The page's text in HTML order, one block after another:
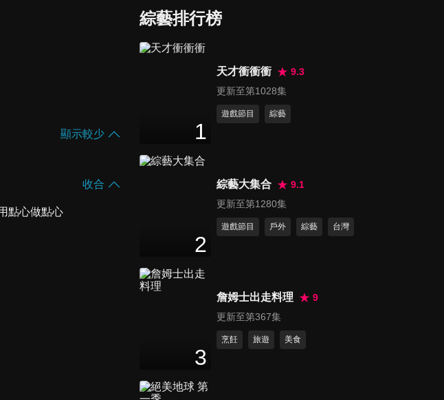
顯示較少
收合
第8集 採茶工人&茶農
49分鐘
46分鐘
第11集 佳冬魚塭養殖
49
綜藝排行榜
1
天才衝衝衝
9.3
更新至第1028集
遊戲節目 綜藝
2
綜藝大集合
9.1
更新至第1280集
遊戲節目 戶外 綜藝 台灣
3
詹姆士出走料理
9
更新至第367集
烹飪 旅遊 美食